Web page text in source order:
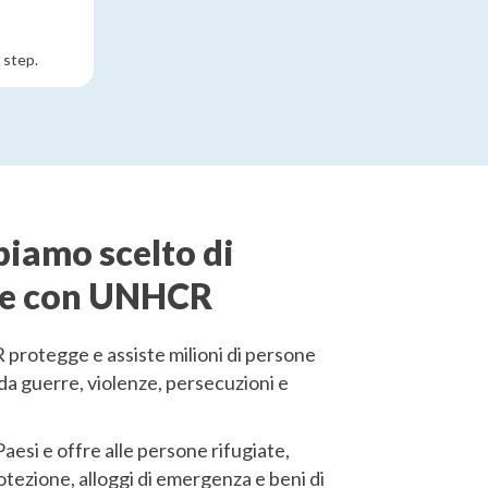
step.
scelto di
con UNHCR
protegge e assiste milioni di persone
guerre, violenze, persecuzioni e
e offre alle persone rifugiate,
alloggi di emergenza e beni di